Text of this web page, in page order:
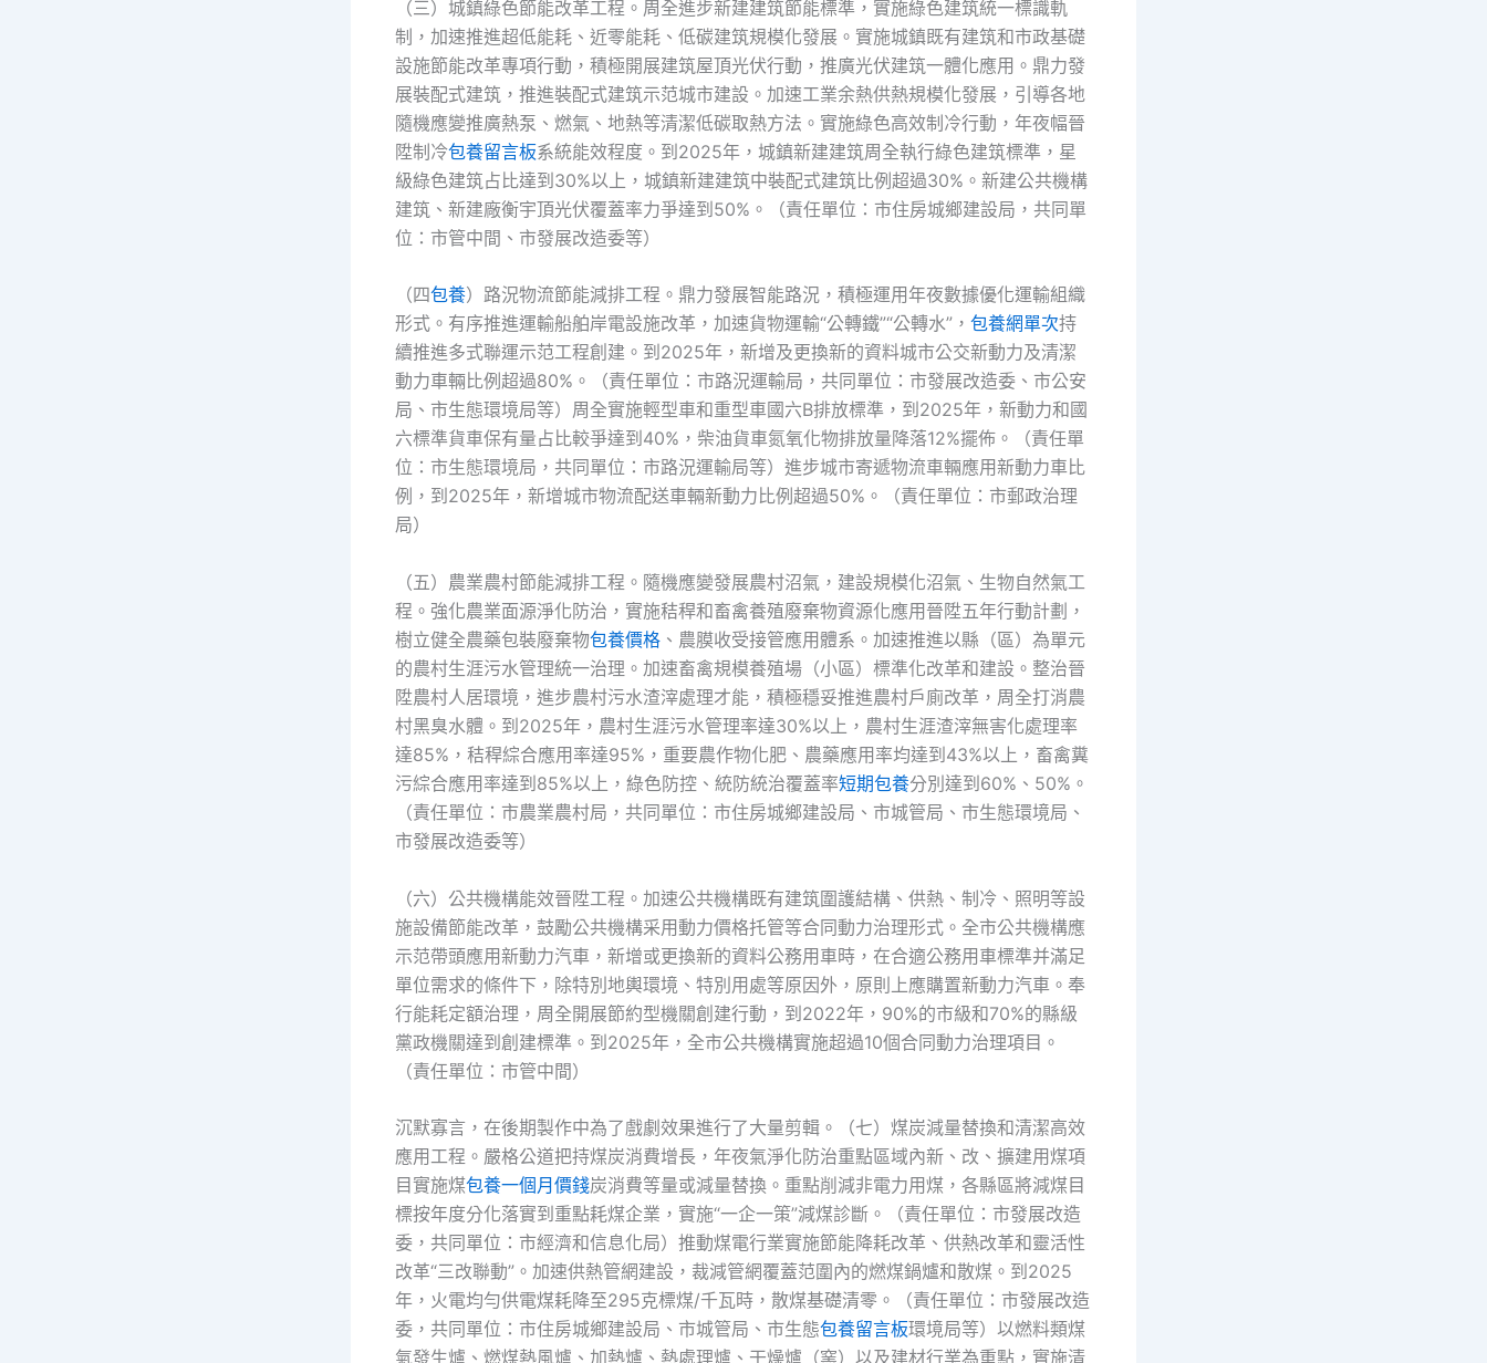
（三）城鎮綠色節能改革工程。周全進步新建建筑節能標準，實施綠色建筑統一標識軌
制，加速推進超低能耗、近零能耗、低碳建筑規模化發展。實施城鎮既有建筑和市政基礎
設施節能改革專項行動，積極開展建筑屋頂光伏行動，推廣光伏建筑一體化應用。鼎力發
展裝配式建筑，推進裝配式建筑示范城市建設。加速工業余熱供熱規模化發展，引導各地
隨機應變推廣熱泵、燃氣、地熱等清潔低碳取熱方法。實施綠色高效制冷行動，年夜幅晉
陞制冷包養留言板系統能效程度。到2025年，城鎮新建建筑周全執行綠色建筑標準，星
級綠色建筑占比達到30%以上，城鎮新建建筑中裝配式建筑比例超過30%。新建公共機構
建筑、新建廠衡宇頂光伏覆蓋率力爭達到50%。（責任單位：市住房城鄉建設局，共同單
位：市管中間、市發展改造委等）
（四包養）路況物流節能減排工程。鼎力發展智能路況，積極運用年夜數據優化運輸組織
形式。有序推進運輸船舶岸電設施改革，加速貨物運輸“公轉鐵”“公轉水”， 包養網單次持
續推進多式聯運示范工程創建。到2025年，新增及更換新的資料城市公交新動力及清潔
動力車輛比例超過80%。（責任單位：市路況運輸局，共同單位：市發展改造委、市公安
局、市生態環境局等）周全實施輕型車和重型車國六B排放標準，到2025年，新動力和國
六標準貨車保有量占比較爭達到40%，柴油貨車氮氧化物排放量降落12%擺佈。（責任單
位：市生態環境局，共同單位：市路況運輸局等）進步城市寄遞物流車輛應用新動力車比
例，到2025年，新增城市物流配送車輛新動力比例超過50%。（責任單位：市郵政治理
局）
（五）農業農村節能減排工程。隨機應變發展農村沼氣，建設規模化沼氣、生物自然氣工
程。強化農業面源淨化防治，實施秸稈和畜禽養殖廢棄物資源化應用晉陞五年行動計劃，
樹立健全農藥包裝廢棄物包養價格 、農膜收受接管應用體系。加速推進以縣（區）為單元
的農村生涯污水管理統一治理。加速畜禽規模養殖場（小區）標準化改革和建設。整治晉
陞農村人居環境，進步農村污水渣滓處理才能，積極穩妥推進農村戶廁改革，周全打消農
村黑臭水體。到2025年，農村生涯污水管理率達30%以上，農村生涯渣滓無害化處理率
達85%，秸稈綜合應用率達95%，重要農作物化肥、農藥應用率均達到43%以上，畜禽糞
污綜合應用率達到85%以上，綠色防控、統防統治覆蓋率短期包養分別達到60%、50%。
（責任單位：市農業農村局，共同單位：市住房城鄉建設局、市城管局、市生態環境局、
市發展改造委等）
（六）公共機構能效晉陞工程。加速公共機構既有建筑圍護結構、供熱、制冷、照明等設
施設備節能改革，鼓勵公共機構采用動力價格托管等合同動力治理形式。全市公共機構應
示范帶頭應用新動力汽車，新增或更換新的資料公務用車時，在合適公務用車標準并滿足
單位需求的條件下，除特別地輿環境、特別用處等原因外，原則上應購置新動力汽車。奉
行能耗定額治理，周全開展節約型機關創建行動，到2022年，90%的市級和70%的縣級
黨政機關達到創建標準。到2025年，全市公共機構實施超過10個合同動力治理項目。
（責任單位：市管中間）
沉默寡言，在後期製作中為了戲劇效果進行了大量剪輯。（七）煤炭減量替換和清潔高效
應用工程。嚴格公道把持煤炭消費增長，年夜氣淨化防治重點區域內新、改、擴建用煤項
目實施煤包養一個月價錢炭消費等量或減量替換。重點削減非電力用煤，各縣區將減煤目
標按年度分化落實到重點耗煤企業，實施“一企一策”減煤診斷。（責任單位：市發展改造
委，共同單位：市經濟和信息化局）推動煤電行業實施節能降耗改革、供熱改革和靈活性
改革“三改聯動”。加速供熱管網建設，裁減管網覆蓋范圍內的燃煤鍋爐和散煤。到2025
年，火電均勻供電煤耗降至295克標煤/千瓦時，散煤基礎清零。（責任單位：市發展改造
委，共同單位：市住房城鄉建設局、市城管局、市生態包養留言板環境局等）以燃料類煤
氣發生爐、燃煤熱風爐、加熱爐、熱處理爐、干燥爐（窯）以及建材行業為重點，實施清